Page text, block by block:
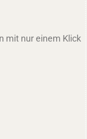
mit nur einem Klick